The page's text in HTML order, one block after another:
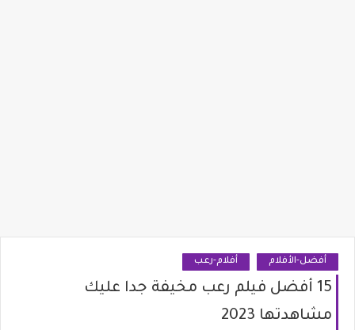
أفضل-الأفلام أفلام-رعب
15 أفضل فيلم رعب مخيفة جدا عليك
مشاهدتها 2023